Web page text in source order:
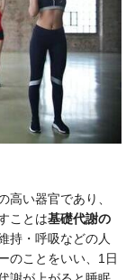
高い器官であり、
ことは基礎代謝の
持・呼吸などの人
のことをいい、1日